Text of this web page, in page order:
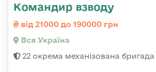
Командир взводу
від 21000 до 190000 грн
Вся Україна
22 окрема механізована бригада